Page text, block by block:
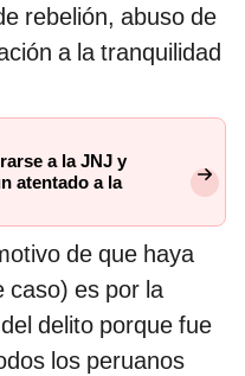
rebelión, abuso de
a la tranquilidad
a la JNJ y
atentado a la
de que haya
caso) es por la
delito porque fue
los peruanos